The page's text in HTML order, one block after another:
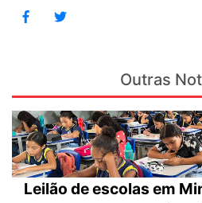
Outras
Leilão de escolas em